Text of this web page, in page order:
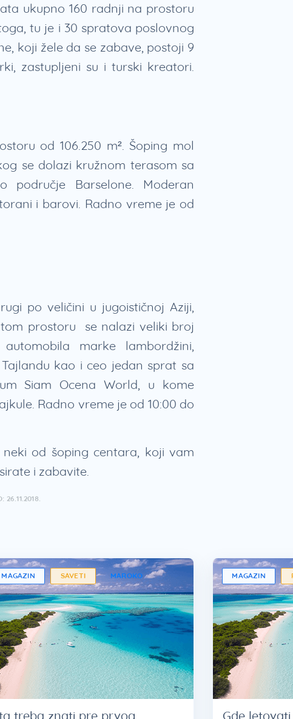
ukupno 160 radnji na prostoru
tu je i 30 spratova poslovnog
koji žele da se zabave, postoji 9
zastupljeni su i turski kreatori.
od 106.250 m². Šoping mol
se dolazi kružnom terasom sa
područje Barselone. Moderan
i barovi. Radno vreme je od
po veličini u jugoističnoj Aziji,
prostoru se nalazi veliki broj
marke lambordžini,
kao i ceo jedan sprat sa
Siam Ocena World, u kome
Radno vreme je od 10:00 do
od šoping centara, koji vam
i zabavite.
26.11.2018.
MAGAZIN SAVETI MAROKO
treba znati pre prvog
MAGAZIN
Gde